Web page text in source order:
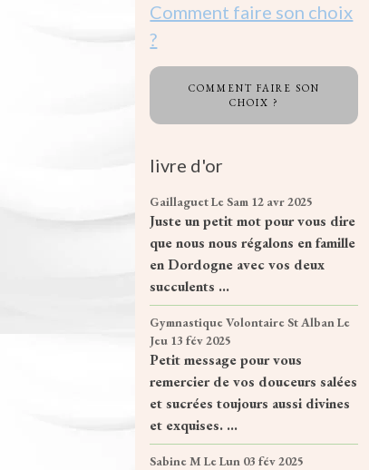
Comment faire son choix
?
COMMENT FAIRE SON
CHOIX ?
livre d'or
GaillaguetLe Sam 12 avr 2025
Juste un petit mot pour vous dire
que nous nous régalons en famille
en Dordogne avec vos deux
succulents ...
Gymnastique Volontaire St AlbanLe
Jeu 13 fév 2025
Petit message pour vous
remercier de vos douceurs salées
et sucrées toujours aussi divines
et exquises. ...
Sabine M Le Lun 03 fév 2025